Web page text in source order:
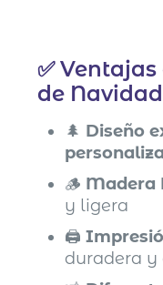
✅
de
🌲 Diseño
🪵 Madera
y ligera
🖨️
duradera y